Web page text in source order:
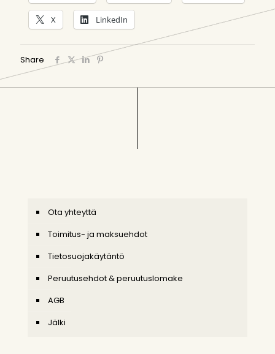
X LinkedIn
Share
Ota yhteyttä
Toimitus- ja maksuehdot
Tietosuojakäytäntö
Peruutusehdot & peruutuslomake
AGB
Jälki